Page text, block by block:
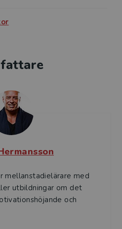
mellanstadielärare med
utbildningar om det
och